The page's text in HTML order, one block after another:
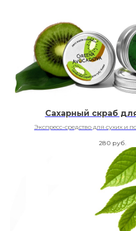
Сахарный скраб
Экспресс-средство для сухих и
280 руб.